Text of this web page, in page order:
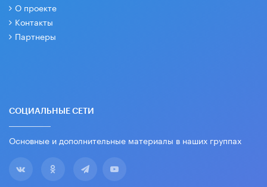
О проекте
Контакты
Партнеры
СОЦИАЛЬНЫЕ СЕТИ
Основные и дополнительные материалы в наших группах